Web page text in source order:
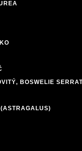
BOSWELIE